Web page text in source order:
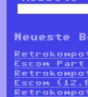
Neueste
Escom
Escom